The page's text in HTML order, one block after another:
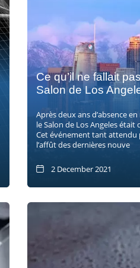
Ce qu’il ne fallait
Salon de Los
Après deux ans d’absence
le Salon de Los Angeles
Cet événement tant attendu
l’affût des dernières nouve
2 December 2021